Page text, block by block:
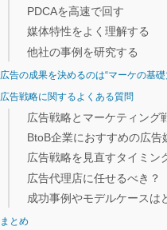
PDCAを高速で回す
媒体特性をよく理解する
他社の事例を研究する
広告の成果を決めるのは“マーケの基
広告戦略に関するよくある質問
広告戦略とマーケティング
BtoB企業におすすめの広告
広告戦略を見直すタイミン
広告代理店に任せるべき？
成功事例やモデルケースは
まとめ